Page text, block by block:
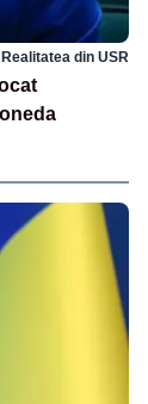
Realitatea din USR